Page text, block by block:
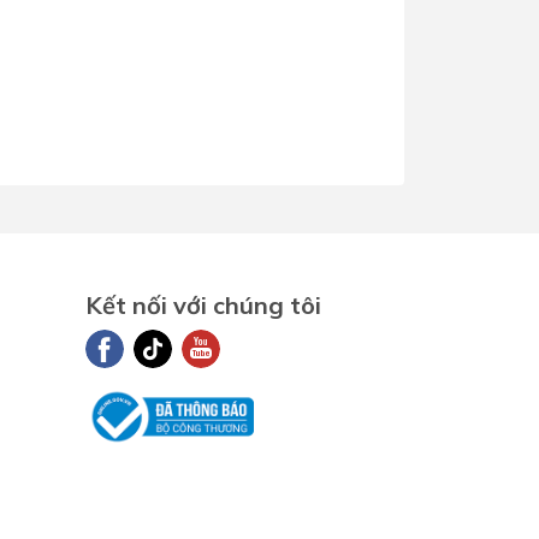
Kết nối với chúng tôi